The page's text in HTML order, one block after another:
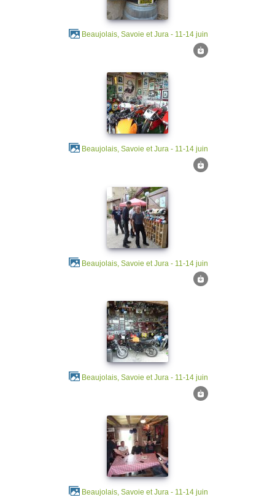
Beaujolais, Savoie et Jura - 11-14 juin
Beaujolais, Savoie et Jura - 11-14 juin
Beaujolais, Savoie et Jura - 11-14 juin
Beaujolais, Savoie et Jura - 11-14 juin
Beaujolais, Savoie et Jura - 11-14 juin